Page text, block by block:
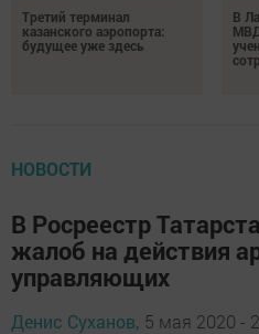
Третий терминал
казанского аэропорта:
будущее уже здесь
В
НОВОСТИ
В Росреестр
жалоб на действия
управляющих
Денис Суханов, 5 мая 2020 -